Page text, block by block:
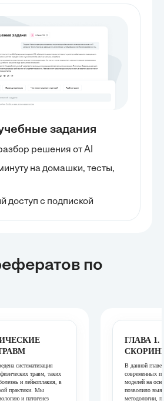
задания
решения от AI
на домашки, тесты,
доступ с подпиской
по
систематизация
травм, таких
и лейкоплакия, в
практики. Мы
и патогенез
ГЛАВА
В данной главе
современных
моделей на
позволило
методологии,